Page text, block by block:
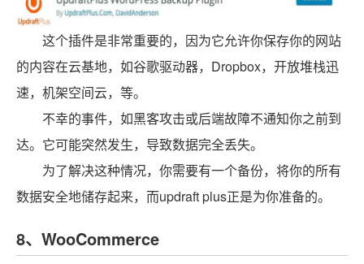
这个插件是非常重要的，因为它允许你保存你的网站
的内容在云基地，如谷歌驱动器，Dropbox，开放堆栈迅
速，机架空间云，等。
不幸的事件，如黑客攻击或后端故障不通知你之前到
达。它可能突然发生，导致数据完全丢失。
为了解决这种情况，你需要有一个备份，将你的所有
数据安全地储存起来，而updraft plus正是为你准备的。
8、WooCommerce